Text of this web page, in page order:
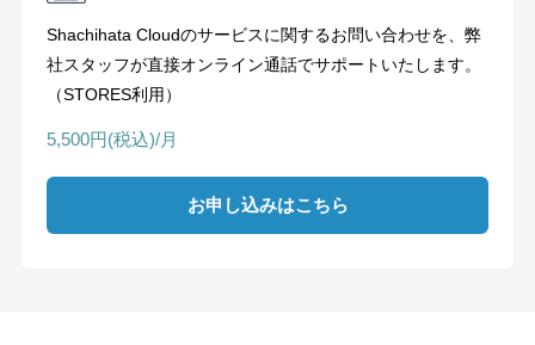
Shachihata Cloudのサービスに関するお問い合わせを、弊
社スタッフが直接オンライン通話でサポートいたします。
（STORES利用）
5,500円(税込)/月
お申し込みはこちら